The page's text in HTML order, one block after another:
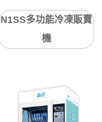
N1SS多功能冷凍販賣
機